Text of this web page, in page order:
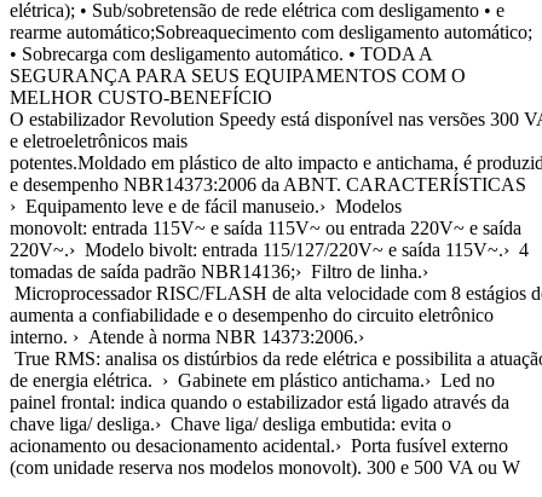
elétrica); • Sub/sobretensão de rede elétrica com desligamento • e
rearme automático;Sobreaquecimento com desligamento automático;
• Sobrecarga com desligamento automático. • TODA A
SEGURANÇA PARA SEUS EQUIPAMENTOS COM O
MELHOR CUSTO-BENEFÍCIO
O estabilizador Revolution Speedy está disponível nas versões 300
e eletroeletrônicos mais
potentes.Moldado em plástico de alto impacto e antichama, é
e desempenho NBR14373:2006 da ABNT. CARACTERÍSTICAS
› Equipamento leve e de fácil manuseio.› Modelos
monovolt: entrada 115V~ e saída 115V~ ou entrada 220V~ e saída
220V~.› Modelo bivolt: entrada 115/127/220V~ e saída 115V~.› 4
tomadas de saída padrão NBR14136;› Filtro de linha.›
Microprocessador RISC/FLASH de alta velocidade com 8
aumenta a confiabilidade e o desempenho do circuito eletrônico
interno. › Atende à norma NBR 14373:2006.›
True RMS: analisa os distúrbios da rede elétrica e possibilita a
de energia elétrica. › Gabinete em plástico antichama.› Led no
painel frontal: indica quando o estabilizador está ligado através da
chave liga/ desliga.› Chave liga/ desliga embutida: evita o
acionamento ou desacionamento acidental.› Porta fusível externo
(com unidade reserva nos modelos monovolt). 300 e 500 VA ou W